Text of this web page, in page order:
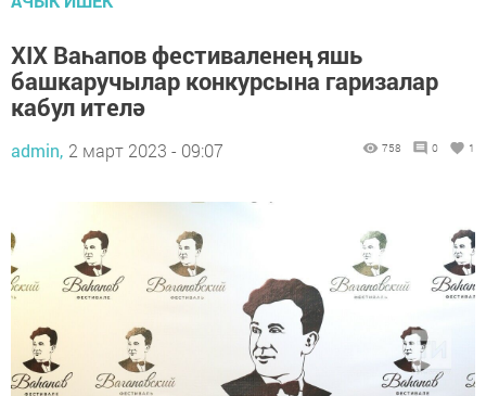
ХIX Ваһапов фестиваленең яшь
башкаручылар конкурсына гаризалар
кабул ителә
admin, 2 март 2023 - 09:07 758 0 1